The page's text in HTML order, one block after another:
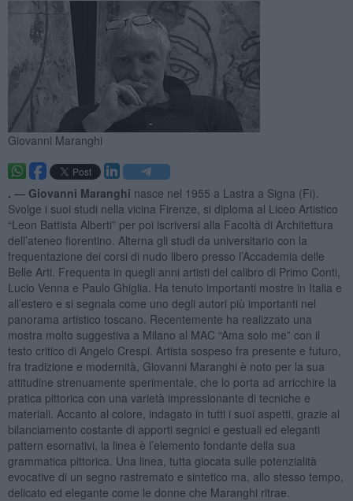
Giovanni Maranghi
. — Giovanni Maranghi nasce nel 1955 a Lastra a Signa (Fi).
Svolge i suoi studi nella vicina Firenze, si diploma al Liceo Artistico
“Leon Battista Alberti” per poi iscriversi alla Facoltà di Architettura
dell’ateneo fiorentino. Alterna gli studi da universitario con la
frequentazione dei corsi di nudo libero presso l’Accademia delle
Belle Arti. Frequenta in quegli anni artisti del calibro di Primo Conti,
Lucio Venna e Paulo Ghiglia. Ha tenuto importanti mostre in Italia e
all’estero e si segnala come uno degli autori più importanti nel
panorama artistico toscano. Recentemente ha realizzato una
mostra molto suggestiva a Milano al MAC “Ama solo me” con il
testo critico di Angelo Crespi. Artista sospeso fra presente e futuro,
fra tradizione e modernità, Giovanni Maranghi è noto per la sua
attitudine strenuamente sperimentale, che lo porta ad arricchire la
pratica pittorica con una varietà impressionante di tecniche e
materiali. Accanto al colore, indagato in tutti i suoi aspetti, grazie al
bilanciamento costante di apporti segnici e gestuali ed eleganti
pattern esornativi, la linea è l’elemento fondante della sua
grammatica pittorica. Una linea, tutta giocata sulle potenzialità
evocative di un segno rastremato e sintetico ma, allo stesso tempo,
delicato ed elegante come le donne che Maranghi ritrae.